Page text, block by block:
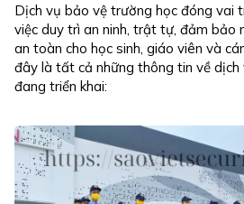
Dịch vụ bảo vệ trường học đóng vai
việc duy trì an ninh, trật tự, đảm bảo
an toàn cho học sinh, giáo viên và
đây là tất cả những thông tin về
đang triển khai: